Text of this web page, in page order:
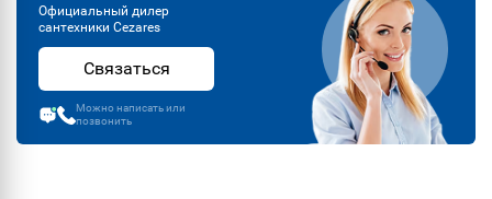
Официальный дилер
сантехники Cezares
Связаться
Можно написать или
позвонить